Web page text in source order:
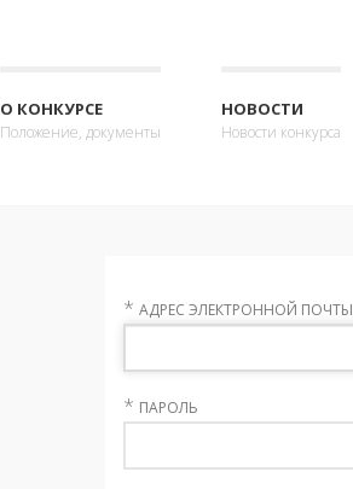
О КОНКУРСЕ
Положение, документы
НОВОСТИ
Новости конкурса
* АДРЕС ЭЛЕКТРОННОЙ ПОЧТЫ
* ПАРОЛЬ